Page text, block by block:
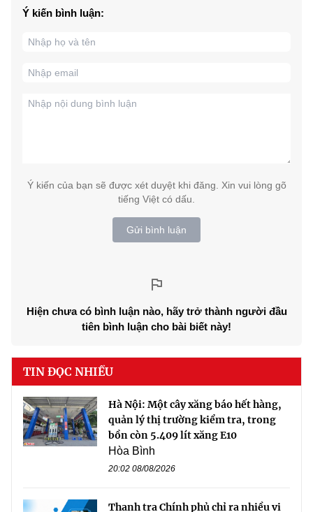
Ý kiến bình luận:
Ý kiến của bạn sẽ được xét duyệt khi đăng. Xin vui lòng gõ
tiếng Việt có dấu.
Gửi bình luận
Hiện chưa có bình luận nào, hãy trở thành người đầu
tiên bình luận cho bài biết này!
TIN ĐỌC NHIỀU
Hà Nội: Một cây xăng báo hết hàng,
quản lý thị trường kiểm tra, trong
bồn còn 5.409 lít xăng E10
Hòa Bình
20:02 08/08/2026
Thanh tra Chính phủ chỉ ra nhiều vi